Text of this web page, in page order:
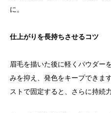
に。
仕上がりを長持ちさせるコツ
眉毛を描いた後に軽くパウダー
みを抑え、発色をキープできま
ストで固定すると、さらに持続